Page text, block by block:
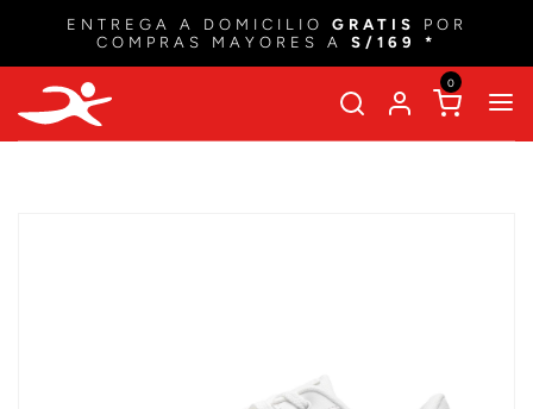
ENTREGA A DOMICILIO GRATIS
POR
COMPRAS MAYORES A S/169 *
0